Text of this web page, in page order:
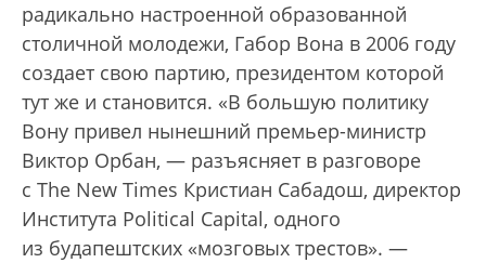
радикально настроенной образованной
столичной молодежи, Габор Вона в 2006 году
создает свою партию, президентом которой
тут же и становится. «В большую политику
Вону привел нынешний премьер-министр
Виктор Орбан, — разъясняет в разговоре
с The New Times Кристиан Сабадош, директор
Института Political Capital, одного
из будапештских «мозговых трестов». —